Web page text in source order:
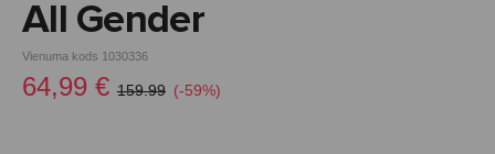
All Gender
Vienuma kods 1030336
64,99 € 159.99 (-59%)